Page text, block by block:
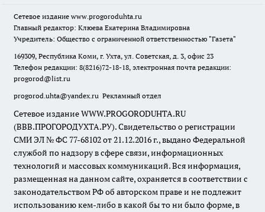
Сетевое издание www.progoroduhta.ru
Главный редактор: Клюева Екатерина Владимировна
Учредитель: Общество с ограниченной ответственностью "Газета"
169309, Республика Коми, г. Ухта, ул. Советская, д. 3, офис 23
Телефон редакции: 8(8216)72-18-18, электронная почта редакции:
progorod@list.ru
progorod.uhta@yandex.ru Рекламный отдел
Сетевое издание WWW.PROGORODUHTA.RU
(ВВВ.ПРОГОРОДУХТА.РУ). Свидетельство о регистрации
СМИ ЭЛ № ФС 77-68102 от 21.12.2016 г., выдано Федеральной
службой по надзору в сфере связи, информационных
технологий и массовых коммуникаций. Вся информация,
размещенная на данном сайте, охраняется в соответствии с
законодательством РФ об авторском праве и не подлежит
использованию кем-либо в какой бы то ни было форме, в